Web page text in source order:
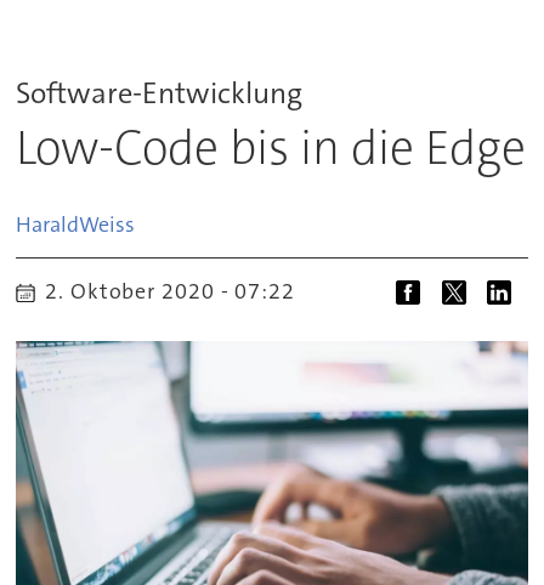
Software-Entwicklung
Low-Code bis in die Edge
HaraldWeiss
2. Oktober 2020 - 07:22